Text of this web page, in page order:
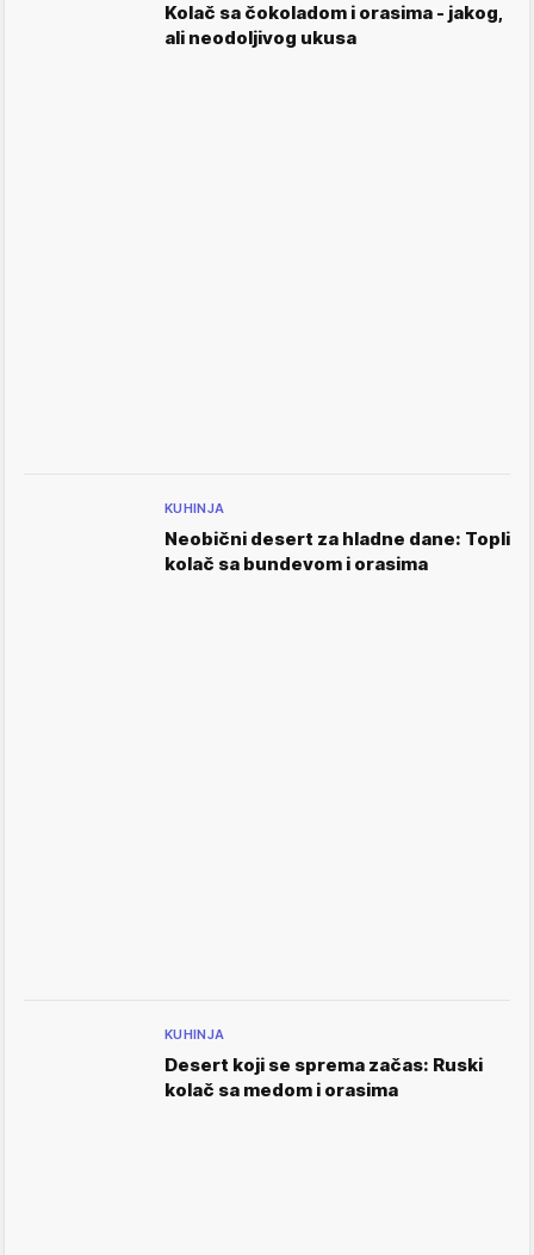
Kolač sa čokoladom i orasima - jakog,
ali neodoljivog ukusa
KUHINJA
Neobični desert za hladne dane: Topli
kolač sa bundevom i orasima
KUHINJA
Desert koji se sprema začas: Ruski
kolač sa medom i orasima